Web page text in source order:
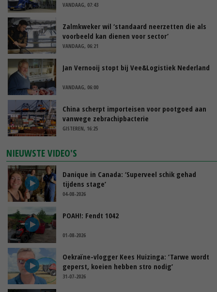
VANDAAG, 07:43
Zalmkweker wil ‘standaard neerzetten die als
voorbeeld kan dienen voor sector’
VANDAAG, 06:21
Jan Vernooij stopt bij Vee&Logistiek Nederland
VANDAAG, 06:00
China scherpt importeisen voor pootgoed aan
vanwege zebrachipbacterie
GISTEREN, 16:25
NIEUWSTE VIDEO'S
Danique in Canada: ‘Superveel schik gehad
tijdens stage’
04-08-2026
POAH!: Fendt 1042
01-08-2026
Oekraïne-vlogger Kees Huizinga: ‘Tarwe wordt
geperst, koeien hebben stro nodig’
31-07-2026